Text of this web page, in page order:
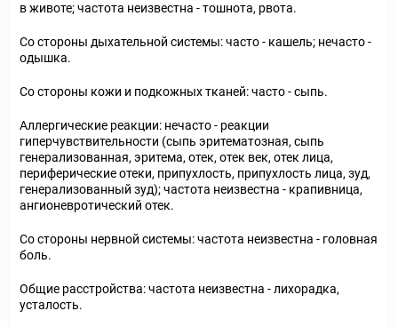
в животе; частота неизвестна - тошнота, рвота.
Со стороны дыхательной системы: часто - кашель; нечасто -
одышка.
Со стороны кожи и подкожных тканей: часто - сыпь.
Аллергические реакции: нечасто - реакции
гиперчувствительности (сыпь эритематозная, сыпь
генерализованная, эритема, отек, отек век, отек лица,
периферические отеки, припухлость, припухлость лица, зуд,
генерализованный зуд); частота неизвестна - крапивница,
ангионевротический отек.
Со стороны нервной системы: частота неизвестна - головная
боль.
Общие расстройства: частота неизвестна - лихорадка,
усталость.